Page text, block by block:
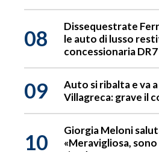
08
Dissequestrate
le auto di lusso
concessionaria
09
Auto si ribalta e va
Villagreca: grave il
10
Giorgia Meloni
«Meravigliosa,